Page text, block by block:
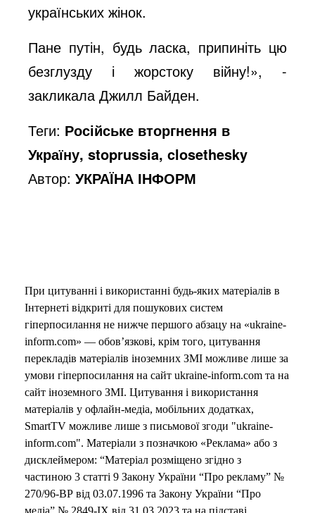
українських жінок.
Пане путін, будь ласка, припиніть цю
безглузду і жорстоку війну!», -
закликала Джилл Байден.
Теги: Російське вторгнення в
Україну, stoprussia, closethesky
Автор:УКРАЇНА ІНФОРМ
При цитуванні і використанні будь-яких матеріалів в
Інтернеті відкриті для пошукових систем
гіперпосилання не нижче першого абзацу на «ukraine-
inform.com» — обов’язкові, крім того, цитування
перекладів матеріалів іноземних ЗМІ можливе лише за
умови гіперпосилання на сайт ukraine-inform.com та на
сайт іноземного ЗМІ. Цитування і використання
матеріалів у офлайн-медіа, мобільних додатках,
SmartTV можливе лише з письмової згоди "ukraine-
inform.com". Матеріали з позначкою «Реклама» або з
дисклеймером: “Матеріал розміщено згідно з
частиною 3 статті 9 Закону України “Про рекламу” №
270/96-ВР від 03.07.1996 та Закону України “Про
медіа” № 2849-IX від 31.03.2023 та на підставі